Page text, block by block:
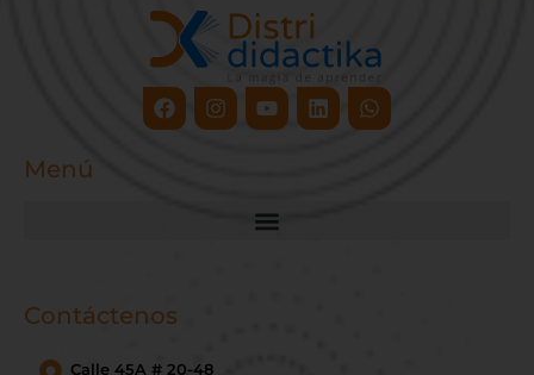
FacebookInstagram
YoutubeLinkedinWhatsapp
Menú
Contáctenos
Calle 45A # 20-48